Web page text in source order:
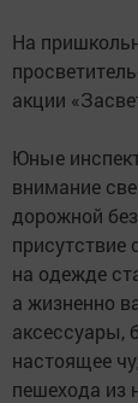
На
акции
Юные
внимание
дорожной
на одежде
а жизненно
аксессуары,
настоящее
пешехода из